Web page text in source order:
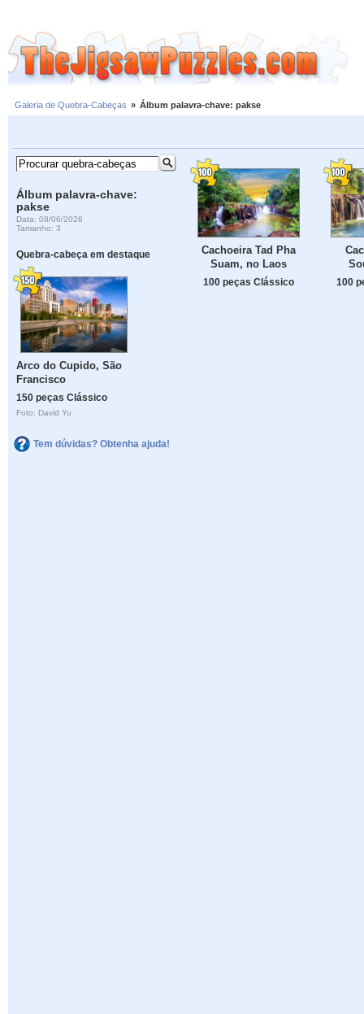
Galeria de Quebra-Cabeças » Álbum palavra-chave: pakse
Álbum palavra-chave:
pakse
Data: 08/06/2026
Tamanho: 3
Quebra-cabeça em destaque
Arco do Cupido, São
Francisco
150 peças Clássico
Foto: David Yu
Tem dúvidas? Obtenha ajuda!
Cachoeira Tad Pha
Suam, no Laos
100 peças Clássico 100